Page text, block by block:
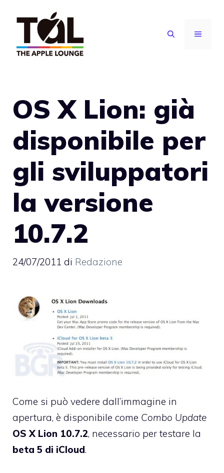
contenuto
MENU
OS X Lion: già
disponibile per
gli sviluppatori
la versione
10.7.2
24/07/2011 di Redazione
Come si può vedere dall’immagine in
apertura, è disponibile come Combo Update
OS X Lion 10.7.2, necessario per testare la
beta 5 di iCloud.